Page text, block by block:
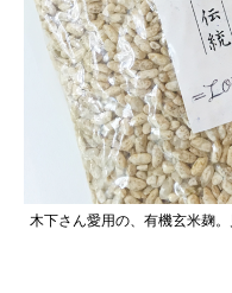
木下さん愛用の、有機玄米麹